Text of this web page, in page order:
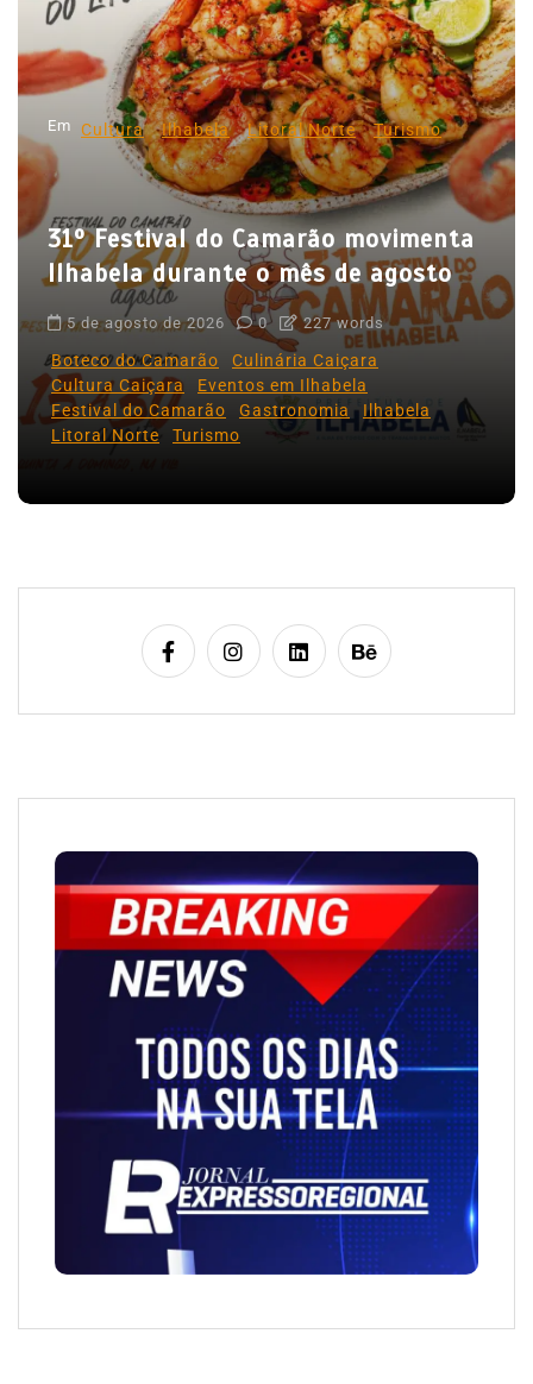
o
d
e
P
s
Em Cultura Ilhabela Litoral Norte Turismo
31º Festival do Camarão movimenta
Ilhabela durante o mês de agosto
5 de agosto de 2026 0 227 words
Boteco do Camarão
Culinária Caiçara
Cultura Caiçara
Eventos em Ilhabela
Festival do Camarão
Gastronomia
Ilhabela
Litoral Norte
Turismo